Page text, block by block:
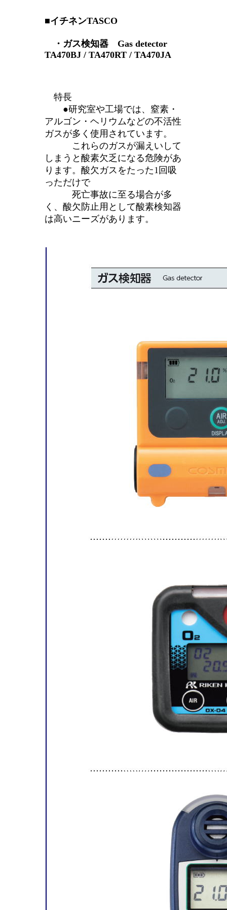
■イチネンTASCO
・ガス検知器 Gas detector
TA470BJ / TA470RT / TA470JA
特長
●研究室や工場では、窒素・
アルゴン・ヘリウムなどの不活性
ガスが多く使用されています。
これらのガスが漏えいして
しまうと酸素欠乏になる危険があ
ります。酸欠ガスをたった1回吸
っただけで
死亡事故に至る場合が多
く、酸欠防止用として酸素検知器
は高いニーズがあります。